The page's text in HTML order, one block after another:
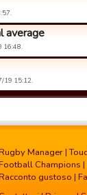
average
16:48.
19 15:12.
Rugby Manager |
Football Champions |
Racconto gustoso |